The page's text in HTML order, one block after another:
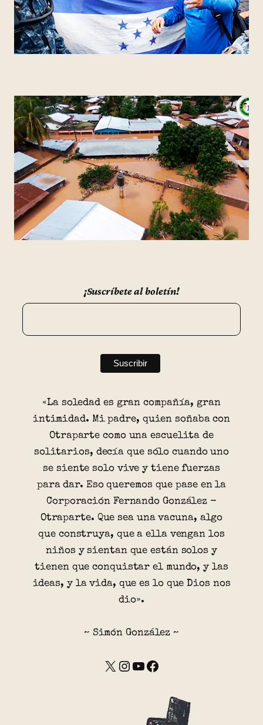
¡Suscríbete al boletín!
«La soledad es gran compañía, gran
intimidad. Mi padre, quien soñaba con
Otraparte como una escuelita de
solitarios, decía que sólo cuando uno
se siente solo vive y tiene fuerzas
para dar. Eso queremos que pase en la
Corporación Fernando González -
Otraparte. Que sea una vacuna, algo
que construya, que a ella vengan los
niños y sientan que están solos y
tienen que conquistar el mundo, y las
ideas, y la vida, que es lo que Dios nos
dio».
~ Simón González ~
X Instagram YouTube Facebook